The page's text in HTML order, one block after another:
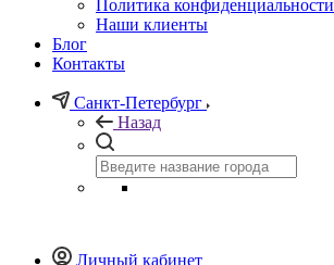
Политика конфиденциальности
Наши клиенты
Блог
Контакты
Санкт-Петербург
Назад
Личный кабинет